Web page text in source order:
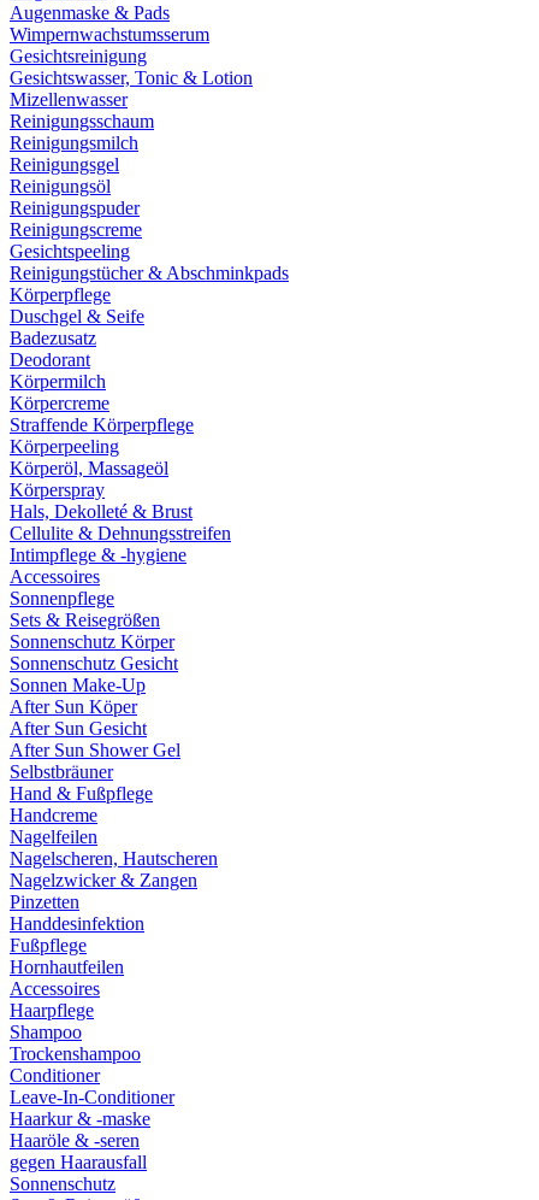
Augenmaske & Pads
Wimpernwachstumsserum
Gesichtsreinigung
Gesichtswasser, Tonic & Lotion
Mizellenwasser
Reinigungsschaum
Reinigungsmilch
Reinigungsgel
Reinigungsöl
Reinigungspuder
Reinigungscreme
Gesichtspeeling
Reinigungstücher & Abschminkpads
Körperpflege
Duschgel & Seife
Badezusatz
Deodorant
Körpermilch
Körpercreme
Straffende Körperpflege
Körperpeeling
Körperöl, Massageöl
Körperspray
Hals, Dekolleté & Brust
Cellulite & Dehnungsstreifen
Intimpflege & -hygiene
Accessoires
Sonnenpflege
Sets & Reisegrößen
Sonnenschutz Körper
Sonnenschutz Gesicht
Sonnen Make-Up
After Sun Köper
After Sun Gesicht
After Sun Shower Gel
Selbstbräuner
Hand & Fußpflege
Handcreme
Nagelfeilen
Nagelscheren, Hautscheren
Nagelzwicker & Zangen
Pinzetten
Handdesinfektion
Fußpflege
Hornhautfeilen
Accessoires
Haarpflege
Shampoo
Trockenshampoo
Conditioner
Leave-In-Conditioner
Haarkur & -maske
Haaröle & -seren
gegen Haarausfall
Sonnenschutz